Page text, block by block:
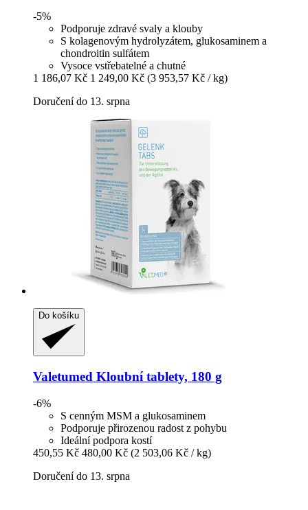
-5%
Podporuje zdravé svaly a klouby
S kolagenovým hydrolyzátem, glukosaminem a
chondroitin sulfátem
Vysoce vstřebatelné a chutné
1 186,07 Kč 1 249,00 Kč (3 953,57 Kč / kg)
Doručení do 13. srpna
Do košíku
Valetumed Kloubní tablety, 180 g
-6%
S cenným MSM a glukosaminem
Podporuje přirozenou radost z pohybu
Ideální podpora kostí
450,55 Kč 480,00 Kč (2 503,06 Kč / kg)
Doručení do 13. srpna